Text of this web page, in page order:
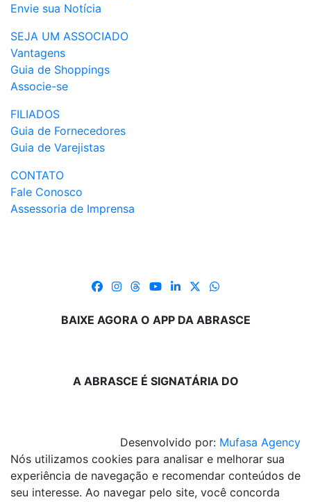
Envie sua Notícia
SEJA UM ASSOCIADO
Vantagens
Guia de Shoppings
Associe-se
FILIADOS
Guia de Fornecedores
Guia de Varejistas
CONTATO
Fale Conosco
Assessoria de Imprensa
BAIXE AGORA O APP DA ABRASCE
A ABRASCE É SIGNATÁRIA DO
Desenvolvido por: Mufasa Agency
Nós utilizamos cookies para analisar e melhorar sua
experiência de navegação e recomendar conteúdos de
seu interesse. Ao navegar pelo site, você concorda